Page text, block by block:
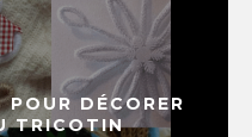
DÉCORER
TRICOTIN